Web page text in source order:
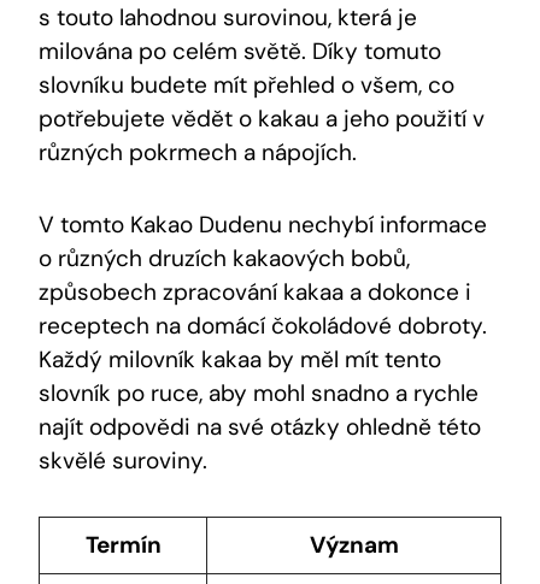
s touto lahodnou surovinou, která je‌
milována po celém světě. Díky⁤ tomuto‍
slovníku budete mít přehled o všem, co
potřebujete⁣ vědět o kakau a jeho použití v
různých pokrmech a nápojích.
V tomto ⁤Kakao Dudenu nechybí informace
o ‌různých druzích kakaových bobů,
⁤způsobech zpracování kakaa a dokonce​ i
receptech na domácí‌ čokoládové dobroty.
‍Každý milovník kakaa by​ měl mít tento
slovník po ruce, aby mohl snadno a ⁣rychle
najít⁣ odpovědi na své otázky ohledně této
skvělé suroviny.
Termín Význam